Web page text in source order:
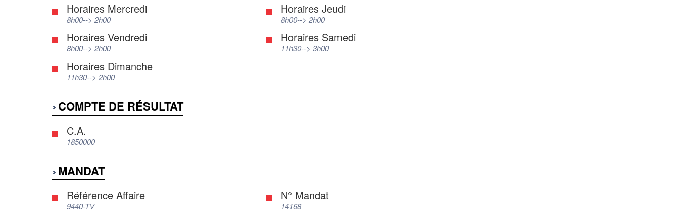
Horaires Mercredi
8h00--> 2h00
Horaires Jeudi
8h00--> 2h00
Horaires Vendredi
8h00--> 2h00
Horaires Samedi
11h30--> 3h00
Horaires Dimanche
11h30--> 2h00
COMPTE DE RÉSULTAT
C.A.
1850000
MANDAT
Référence Affaire
9440-TV
N° Mandat
14168